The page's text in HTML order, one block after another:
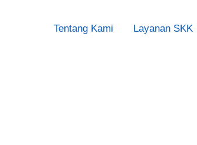
Tentang Kami Layanan SKK